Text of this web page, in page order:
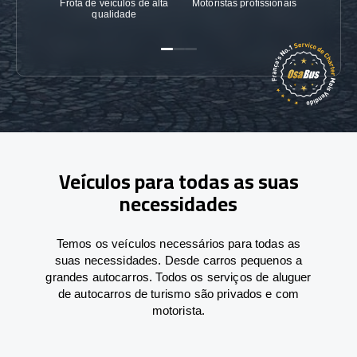
Frota de veículos de alta
qualidade
Motoristas profissionais
Veículos para todas as suas
necessidades
Temos os veículos necessários para todas as
suas necessidades. Desde carros pequenos a
grandes autocarros. Todos os serviços de aluguer
de autocarros de turismo são privados e com
motorista.